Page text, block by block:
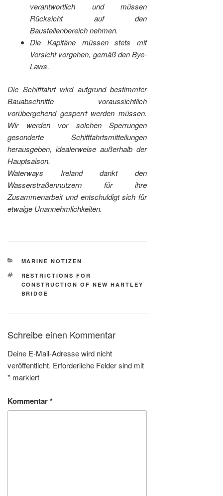
verantwortlich und müssen
Rücksicht auf den
Baustellenbereich nehmen.
Die Kapitäne müssen stets mit
Vorsicht vorgehen, gemäß den Bye-
Laws.
Die Schifffahrt wird aufgrund bestimmter
Bauabschnitte voraussichtlich
vorübergehend gesperrt werden müssen.
Wir werden vor solchen Sperrungen
gesonderte Schifffahrtsmitteilungen
herausgeben, idealerweise außerhalb der
Hauptsaison.
Waterways Ireland dankt den
Wasserstraßennutzern für ihre
Zusammenarbeit und entschuldigt sich für
etwaige Unannehmlichkeiten.
KATEGORIEN
MARINE NOTIZEN
SCHLAGWÖRTER
RESTRICTIONS FOR
CONSTRUCTION OF NEW HARTLEY
BRIDGE
Schreibe einen Kommentar
Deine E-Mail-Adresse wird nicht
veröffentlicht. Erforderliche Felder sind mit
* markiert
Kommentar*